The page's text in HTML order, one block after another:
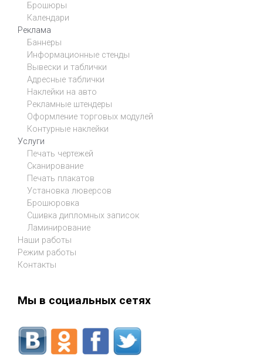
Брошюры
Календари
Реклама
Баннеры
Информационные стенды
Вывески и таблички
Адресные таблички
Наклейки на авто
Рекламные штендеры
Оформление торговых модулей
Контурные наклейки
Услуги
Печать чертежей
Сканирование
Печать плакатов
Установка люверсов
Брошюровка
Сшивка дипломных записок
Ламинирование
Наши работы
Режим работы
Контакты
Мы в социальных сетях